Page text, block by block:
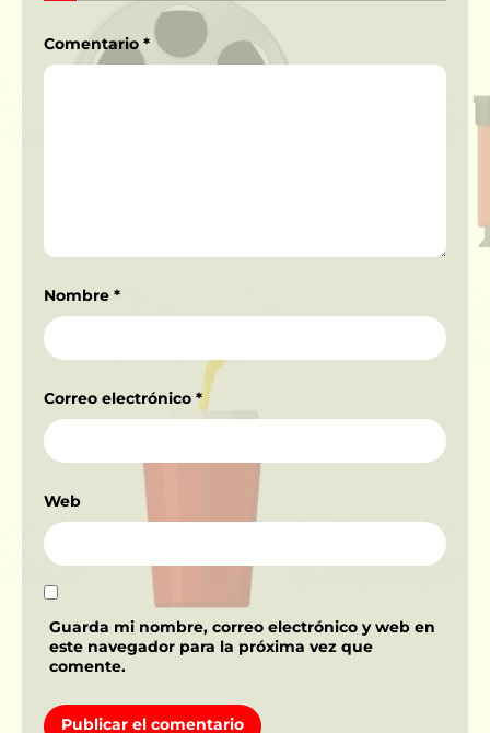
Comentario *
Nombre *
Correo electrónico *
Web
Guarda mi nombre, correo electrónico y web en
este navegador para la próxima vez que
comente.